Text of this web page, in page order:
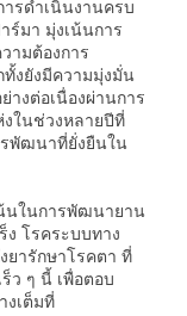
รดำเนินงานครบ
ร์มา มุ่งเน้นการ
ามต้องการ
งยังมีความมุ่งมั่น
งต่อเนื่องผ่านการ
ในช่วงหลายปีที่
รพัฒนาที่ยั่งยืนใน
นในการพัฒนายาน
ง โรคระบบทาง
ยารักษาโรคตา ที่
ว ๆ นี้ เพื่อตอบ
งเต็มที่